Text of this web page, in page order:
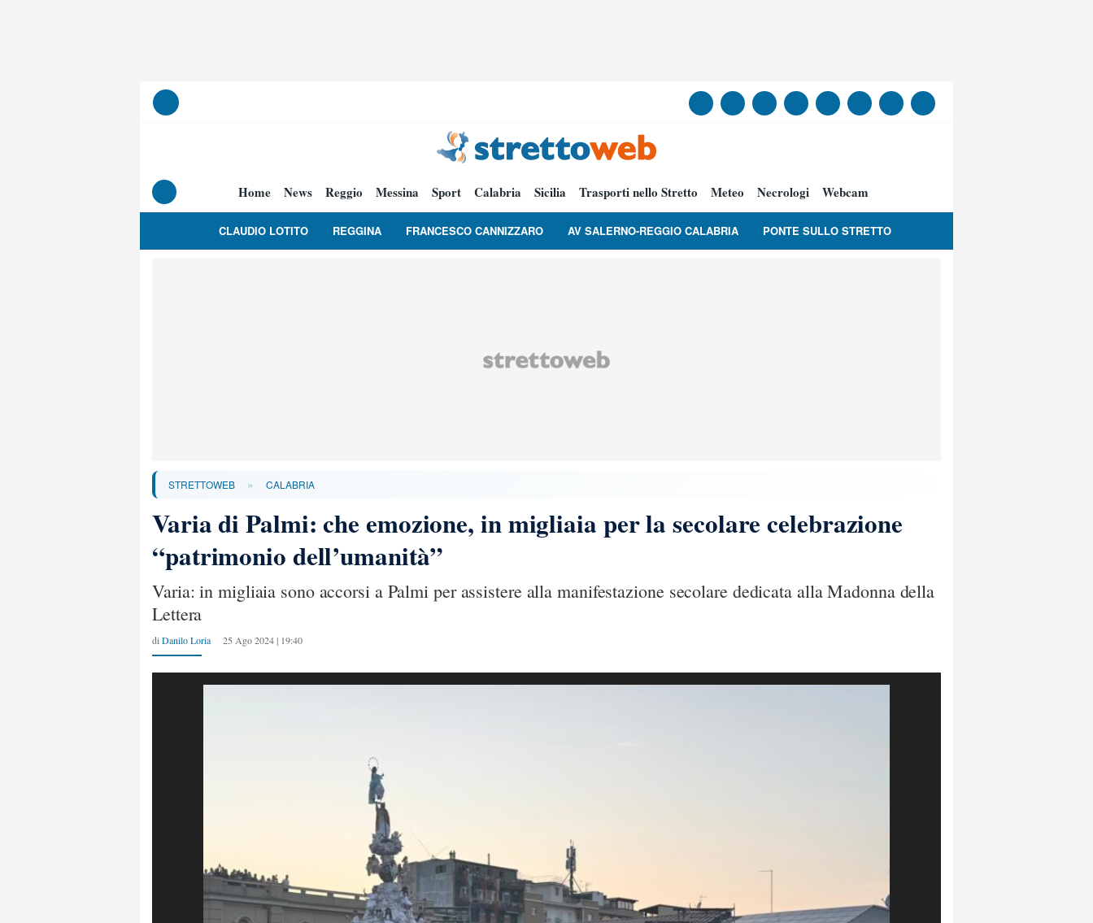
Home News Reggio Messina Sport Calabria Sicilia Trasporti nello Stretto Meteo Necrologi Webcam
CLAUDIO LOTITO REGGINA FRANCESCO CANNIZZARO AV SALERNO-REGGIO CALABRIA PONTE SULLO STRETTO
STRETTOWEB » CALABRIA
Varia di Palmi: che emozione, in migliaia per la secolare celebrazione
“patrimonio dell’umanità”
Varia: in migliaia sono accorsi a Palmi per assistere alla manifestazione secolare dedicata alla Madonna della
Lettera
di Danilo Loria 25 Ago 2024 | 19:40